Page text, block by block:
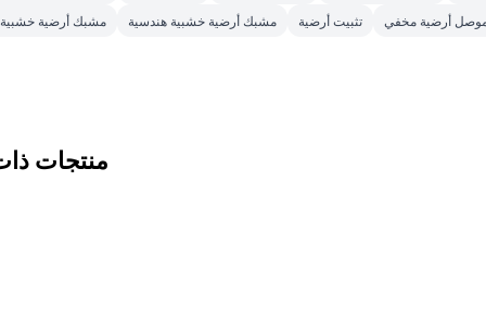
مشبك أرضية مشبك أرضية خشبية هندسية تثبيت أرضية أرضية مخفي
منتجات